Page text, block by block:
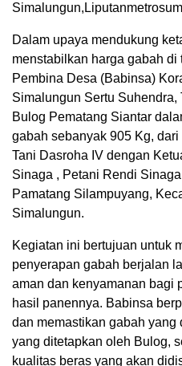
Dalam upaya mendukung
menstabilkan harga gabah di
Pembina Desa (Babinsa)
Simalungun Sertu
Bulog Pematang Siantar
gabah sebanyak 905 Kg,
Tani Dasroha IV dengan
Sinaga , Petani Rendi
Pamatang Silampuyang,
Simalungun.
Kegiatan ini bertujuan untuk
penyerapan gabah berjalan
aman dan kenyamanan bagi
hasil panennya. Babinsa
dan memastikan gabah
yang ditetapkan oleh Bulog,
kualitas beras yang akan